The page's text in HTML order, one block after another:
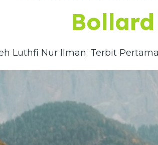
Bollard
Luthfi Nur Ilman; Terbit